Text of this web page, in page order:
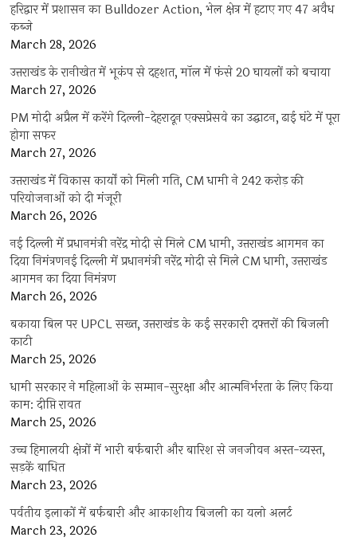
हरिद्वार में प्रशासन का Bulldozer Action, भेल क्षेत्र में हटाए गए 47 अवैध
कब्जे
March 28, 2026
उत्तराखंड के रानीखेत में भूकंप से दहशत, मॉल में फंसे 20 घायलों को बचाया
March 27, 2026
PM मोदी अप्रैल में करेंगे दिल्ली-देहरादून एक्सप्रेसवे का उद्घाटन, ढाई घंटे में पूरा
होगा सफर
March 27, 2026
उत्तराखंड में विकास कार्यों को मिली गति, CM धामी ने 242 करोड़ की
परियोजनाओं को दी मंजूरी
March 26, 2026
नई दिल्ली में प्रधानमंत्री नरेंद्र मोदी से मिले CM धामी, उत्तराखंड आगमन का
दिया निमंत्रणनई दिल्ली में प्रधानमंत्री नरेंद्र मोदी से मिले CM धामी, उत्तराखंड
आगमन का दिया निमंत्रण
March 26, 2026
बकाया बिल पर UPCL सख्त, उत्तराखंड के कई सरकारी दफ्तरों की बिजली
काटी
March 25, 2026
धामी सरकार ने महिलाओं के सम्मान-सुरक्षा और आत्मनिर्भरता के लिए किया
काम: दीप्ति रावत
March 25, 2026
उच्च हिमालयी क्षेत्रों में भारी बर्फबारी और बारिश से जनजीवन अस्त-व्यस्त,
सड़कें बाधित
March 23, 2026
पर्वतीय इलाकों में बर्फबारी और आकाशीय बिजली का यलो अलर्ट
March 23, 2026